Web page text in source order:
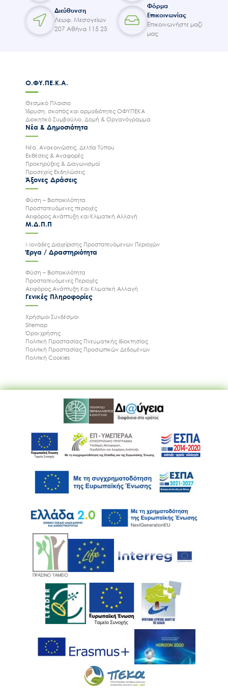
Ακολουθήστε μας
Διεύθυνση
Λεωφ. Μεσογείων
207 Αθήνα 115 25
Φόρμα
Επικοινωνίας
Επικοινωνήστε μαζί
μας
Ο.ΦΥ.ΠΕ.Κ.Α.
Θεσμικό Πλαισιο
Ίδρυση, σκοπός και αρμοδιότητες ΟΦΥΠΕΚΑ
Διοικητικό Συμβούλιο, Δομή & Οργανόγραμμα
Νέα & Δημοσιότητα
Νέα, Ανακοινώσεις, Δελτία Τύπου
Εκθέσεις & Αναφορές
Προκηρύξεις & Διαγωνισμοί
Προσεχείς Εκδηλώσεις
Άξονες Δράσεις
Φύση – Βιοποικιλότητα
Προστατευόμενες περιοχές
Αειφόρος Ανάπτυξη και Κλιματική Αλλαγή
Μ.Δ.Π.Π
Μονάδες Διαχείρισης Προστατευόμενων Περιοχών
Έργα / Δραστηριότητα
Φύση – Βιοποικιλότητα
Προστατευόμενες Περιοχές
Αειφόρος Ανάπτυξη Και Κλιματική Αλλαγή
Γενικές Πληροφορίες
Χρήσιμοι Συνδέσμοι
Sitemap
Όροι χρήσης
Πολιτική Προστασίας Πνευματικής Ιδιοκτησίας
Πολιτική Προστασίας Προσωπικών Δεδομένων
Πολιτική Cookies